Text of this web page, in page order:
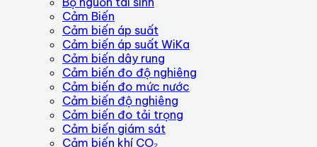
Cảm Biến
Cảm biến áp suất
Cảm biến áp suất WiKa
Cảm biến dây rung
Cảm biến đo độ nghiêng
Cảm biến đo mức nước
Cảm biến độ nghiêng
Cảm biến đo tải trọng
Cảm biến giám sát
Cảm biến khí CO₂